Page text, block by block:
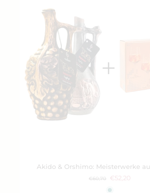
Akido & Orshimo: Meisterwerke
€60,70 €52,20